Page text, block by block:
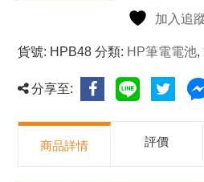
加入追
貨號: HPB48 分類: HP筆電電池,
分享至:
商品詳情 評價